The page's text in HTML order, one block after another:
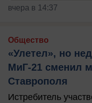
вчера в 14:37
Общество
«Улетел», но
МиГ-21 сменил
Ставрополя
Истребитель